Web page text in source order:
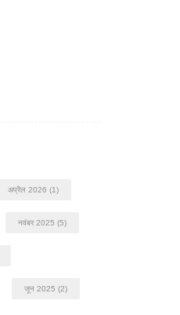
अप्रैल 2026 (1)
नवंबर 2025 (5)
जून 2025 (2)